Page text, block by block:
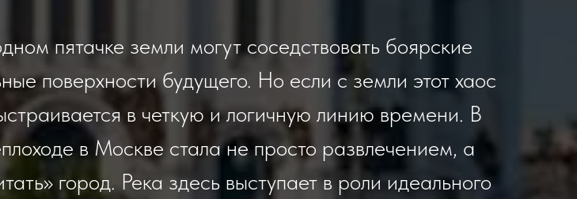
пятачке земли могут соседствовать боярские
поверхности будущего. Но если с земли этот хаос
в четкую и логичную линию времени. В
в Москве стала не просто развлечением, а
город. Река здесь выступает в роли идеального